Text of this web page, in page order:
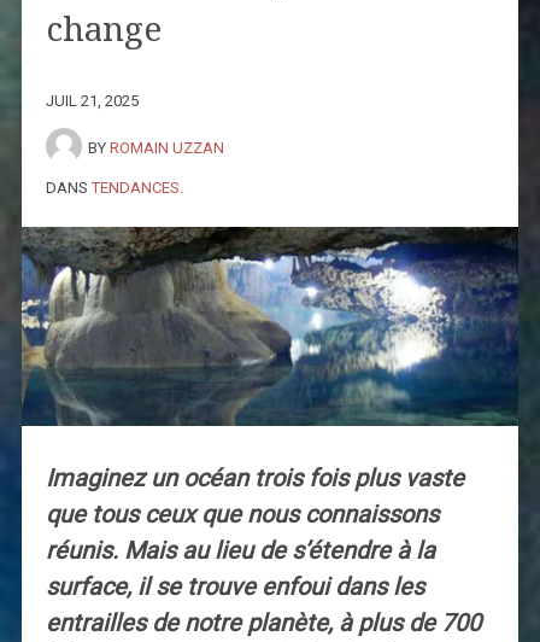
change
JUIL 21, 2025
BY ROMAIN UZZAN
DANS TENDANCES
Imaginez un océan trois fois plus vaste
que tous ceux que nous connaissons
réunis. Mais au lieu de s’étendre à la
surface, il se trouve enfoui dans les
entrailles de notre planète, à plus de 700